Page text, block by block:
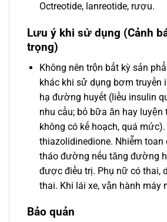
Octreotide, lanreotide, rượu.
Lưu ý khi sử dụng (Cảnh
trọng)
Không nên trộn bất kỳ sản
khác khi sử dụng bơm truyền
hạ đường huyết (liều insulin
nhu cầu; bỏ bữa ăn hay luyện
không có kế hoạch, quá
thiazolidinedione. Nhiễm toan
tháo đường nếu tăng đường
được điều trị. Phụ nữ có thai,
thai. Khi lái xe, vận hành máy
Bảo quản